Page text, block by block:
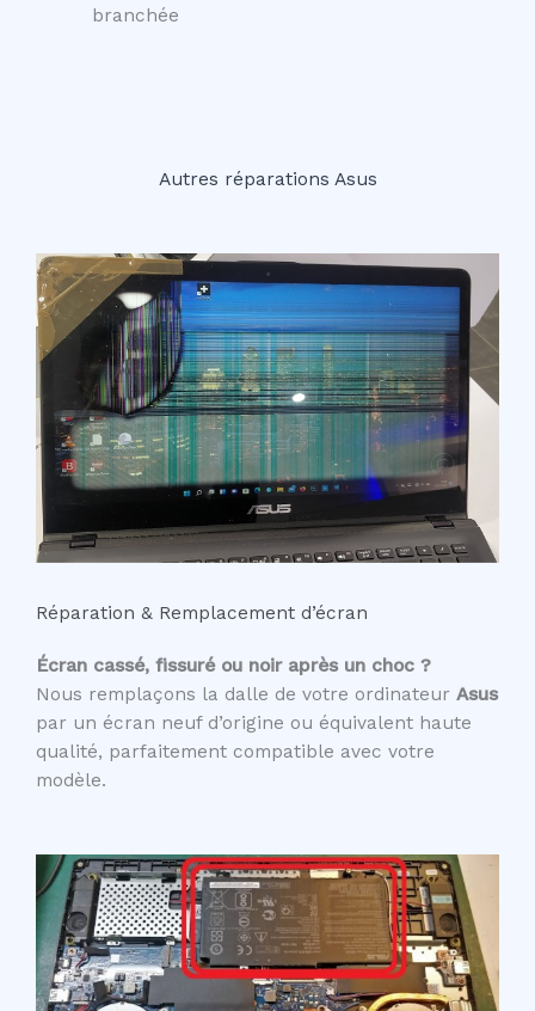
branchée
Autres réparations Asus
Réparation & Remplacement d’écran
Écran cassé, fissuré ou noir après un choc ?
Nous remplaçons la dalle de votre ordinateur Asus
par un écran neuf d’origine ou équivalent haute
qualité, parfaitement compatible avec votre
modèle.